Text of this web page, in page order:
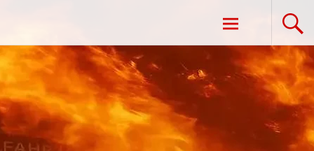
springen
Freiwillige Feuerwehr Vestenpoppen-
Wohlfahrts